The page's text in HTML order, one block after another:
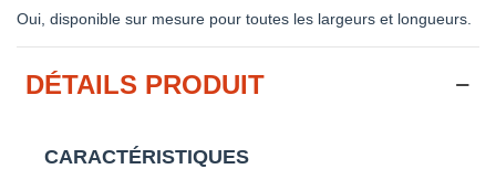
Oui, disponible sur mesure pour toutes les largeurs et longueurs.
DÉTAILS PRODUIT
CARACTÉRISTIQUES